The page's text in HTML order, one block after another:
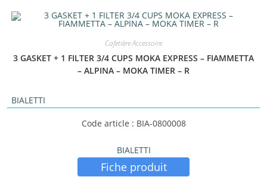
Cafetière Accessoire
3 GASKET + 1 FILTER 3/4 CUPS MOKA EXPRESS – FIAMMETTA
– ALPINA – MOKA TIMER – R
BIALETTI
Code article : BIA-0800008
BIALETTI
Fiche produit